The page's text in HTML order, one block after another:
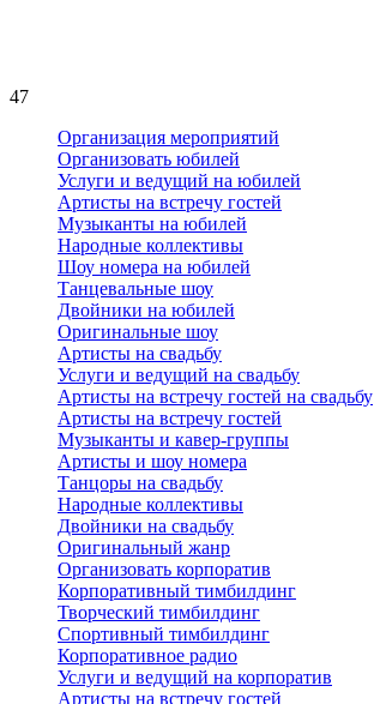
47
Организация мероприятий
Организовать юбилей
Услуги и ведущий на юбилей
Артисты на встречу гостей
Музыканты на юбилей
Народные коллективы
Шоу номера на юбилей
Танцевальные шоу
Двойники на юбилей
Оригинальные шоу
Артисты на свадьбу
Услуги и ведущий на свадьбу
Артисты на встречу гостей на свадьбу
Артисты на встречу гостей
Музыканты и кавер-группы
Артисты и шоу номера
Танцоры на свадьбу
Народные коллективы
Двойники на свадьбу
Оригинальный жанр
Организовать корпоратив
Корпоративный тимбилдинг
Творческий тимбилдинг
Спортивный тимбилдинг
Корпоративное радио
Услуги и ведущий на корпоратив
Артисты на встречу гостей